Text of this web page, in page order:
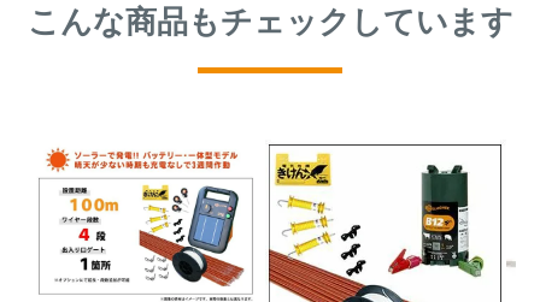
こんな商品もチェックしています